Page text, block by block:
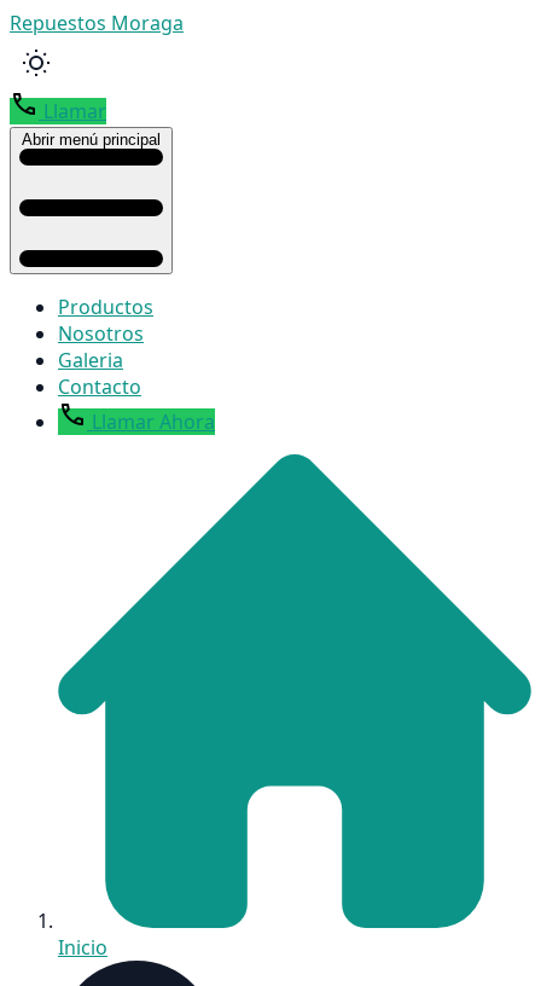
Repuestos Moraga
Llamar
Abrir menú principal
Productos
Nosotros
Galeria
Contacto
Llamar Ahora
Inicio